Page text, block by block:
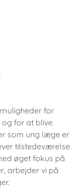
for
og for at blive
som ung læge er
tilstedeværelse
øget fokus på
arbejder vi på